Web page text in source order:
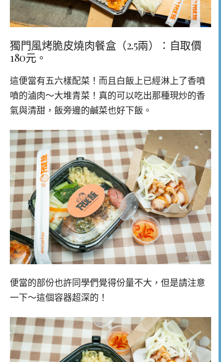
獨門風烤脆皮燒肉餐盒（2.5兩）：自取價
180元。
這便當有五六樣配菜！而且白飯上已經淋上了香噴
噴的滷肉～大堆青菜！真的可以吃出那種現炒的香
氣與清甜，飯旁邊的鹹菜也好下飯。
便當的部份也許同學們覺得份量不大，但是請注意
一下～這個容器超深的！